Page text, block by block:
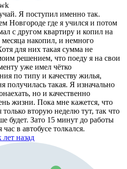
Я поступил именно так.
Новгороде где я учился и потом
с другом квартиру и копил на
накопил, и немного
для них такая сумма не
решением, что поеду я на свои
уже имел чётко
по типу и качеству жилья,
получилась такая. Я изначально
но и качественно
жизни. Пока мне кажется, что
только вторую неделю тут, так что
будет. Зато 15 минут до работы
в автобусе толкался.
лет назад